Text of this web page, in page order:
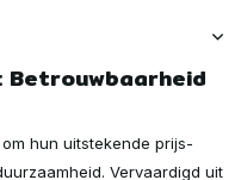
Betrouwbaarheid
hun uitstekende prijs-
Vervaardigd uit